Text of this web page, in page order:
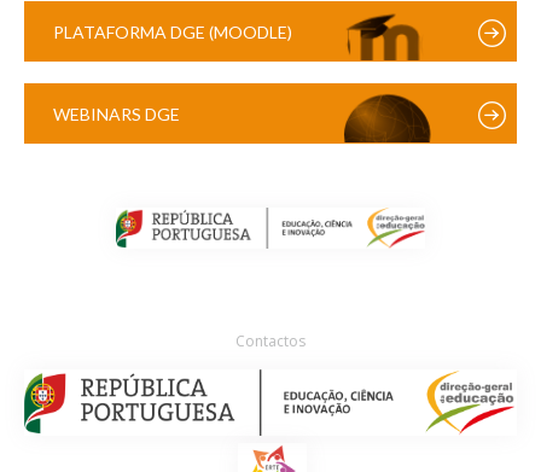
PLATAFORMA DGE (MOODLE)
WEBINARS DGE
Contactos